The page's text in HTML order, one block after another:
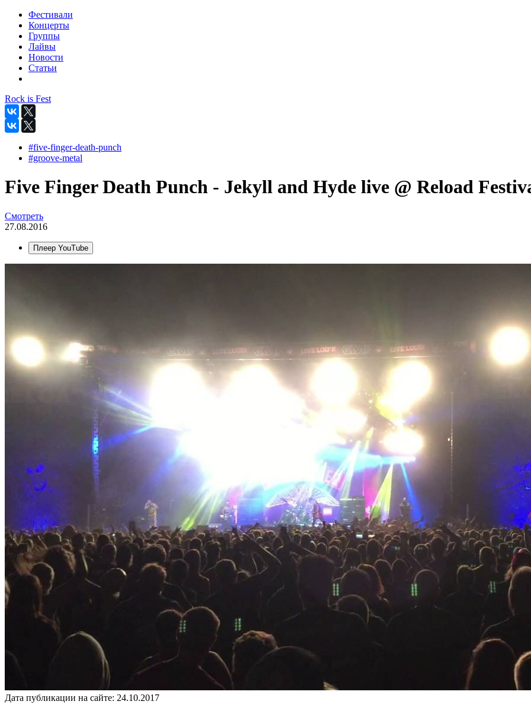
Фестивали
Концерты
Группы
Лайвы
Новости
Статьи
Rock is Fest
#five-finger-death-punch
#groove-metal
Five Finger Death Punch - Jekyll and Hyde live @ Reload
Смотреть
27.08.2016
Плеер YouTube
Дата публикации на сайте: 24.10.2017